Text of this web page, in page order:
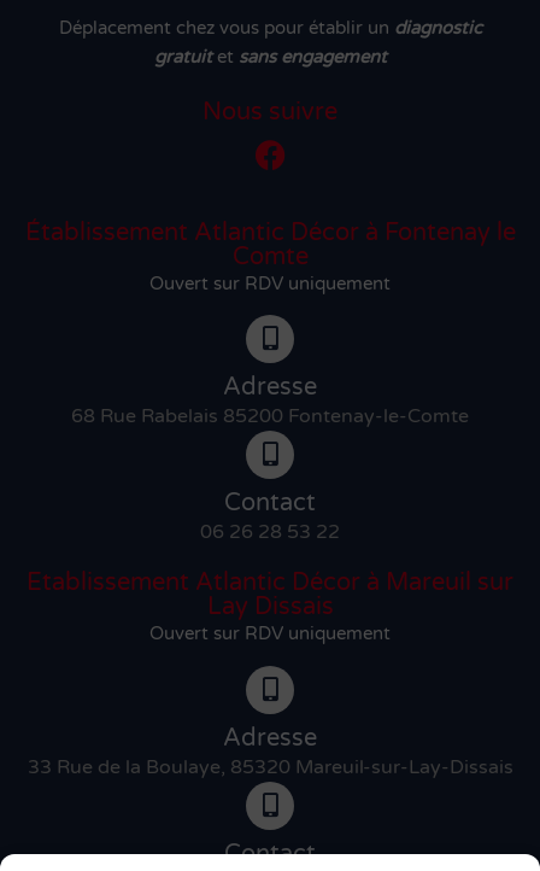
Déplacement chez vous pour établir un diagnostic
gratuitet sans engagement
Nous suivre
Établissement Atlantic Décor à Fontenay le
Comte
Ouvert sur RDV uniquement
Adresse
68 Rue Rabelais 85200 Fontenay-le-Comte
Contact
06 26 28 53 22
Etablissement Atlantic Décor à Mareuil sur
Lay Dissais
Ouvert sur RDV uniquement
Adresse
33 Rue de la Boulaye, 85320 Mareuil-sur-Lay-Dissais
Contact